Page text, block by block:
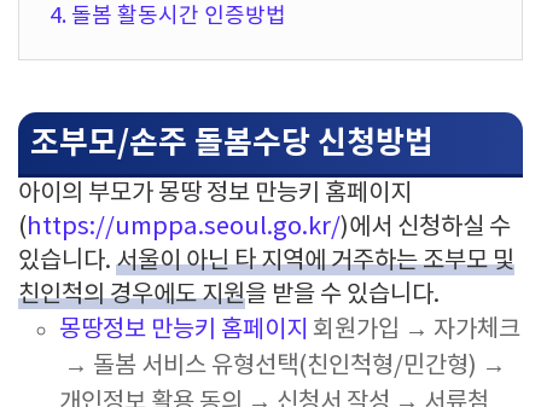
4. 돌봄 활동시간 인증방법
조부모/손주 돌봄수당 신청방법
아이의 부모가 몽땅 정보 만능키 홈페이지
(https://umppa.seoul.go.kr/)에서 신청하실 수
있습니다. 서울이 아닌 타 지역에 거주하는 조부모 및
친인척의 경우에도 지원을 받을 수 있습니다.
몽땅정보 만능키 홈페이지 회원가입 → 자가체크
→ 돌봄 서비스 유형선택(친인척형/민간형) →